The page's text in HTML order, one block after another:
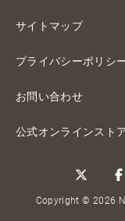
サイトマップ
プライバシーポリシ
お問い合わせ
公式オンラインスト
Copyright © 2026